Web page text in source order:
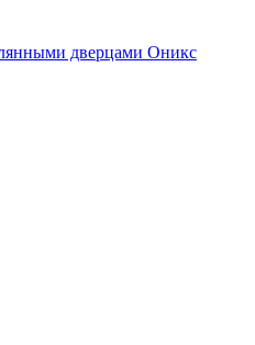
дверцами Оникс